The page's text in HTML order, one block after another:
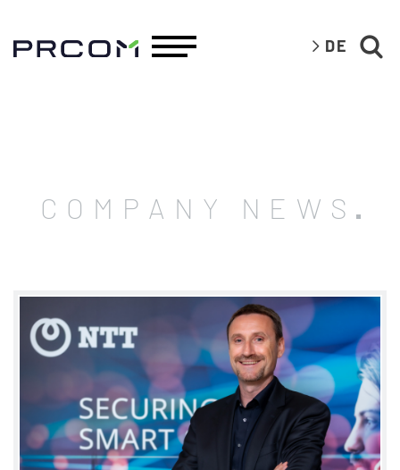
DE
COMPANY NEWS